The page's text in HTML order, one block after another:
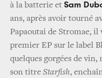
à la batterie et Sam
ans, après avoir tourné
Papaoutai de Stromae,
premier EP sur le label
quelques gorgées de
son titre Starfish,